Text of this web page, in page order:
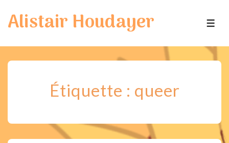
passer
Alistair Houdayer
Étiquette : queer